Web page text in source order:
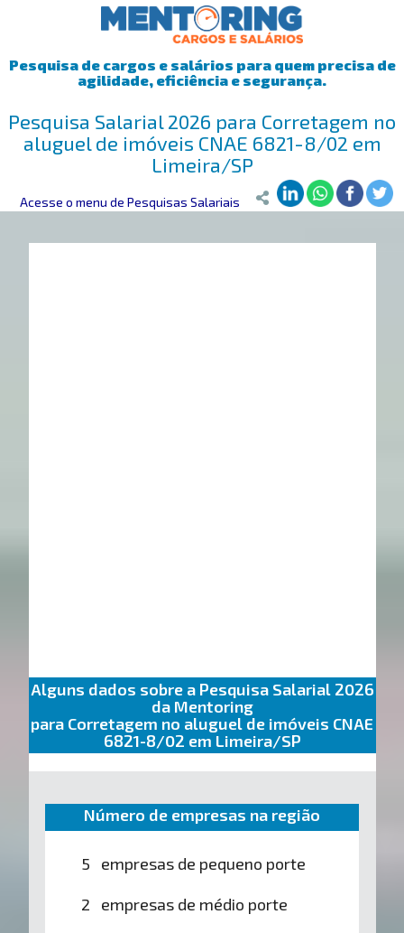
Pesquisa de cargos e salários para quem precisa de
agilidade, eficiência e segurança.
Pesquisa Salarial 2026 para Corretagem no
aluguel de imóveis CNAE 6821-8/02 em
Limeira/SP
Mentoring>Pesquisa Salarial>Limeira/SP> Corretagem no
Acesse o menu de Pesquisas Salariais
Alguns dados sobre a Pesquisa Salarial 2026
da Mentoring
para Corretagem no aluguel de imóveis CNAE
6821-8/02 em Limeira/SP
Número de empresas na região
5 empresas de pequeno porte
2 empresas de médio porte